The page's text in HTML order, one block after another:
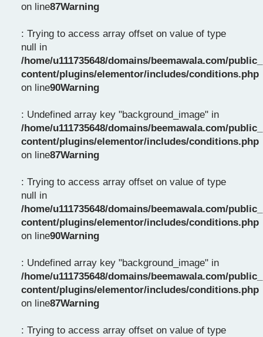
on line87Warning
: Trying to access array offset on value of type
null in
/home/u111735648/domains/beemawala.com/
content/plugins/elementor/includes/conditions.php
on line90Warning
: Undefined array key "background_image" in
/home/u111735648/domains/beemawala.com/
content/plugins/elementor/includes/conditions.php
on line87Warning
: Trying to access array offset on value of type
null in
/home/u111735648/domains/beemawala.com/
content/plugins/elementor/includes/conditions.php
on line90Warning
: Undefined array key "background_image" in
/home/u111735648/domains/beemawala.com/
content/plugins/elementor/includes/conditions.php
on line87Warning
: Trying to access array offset on value of type